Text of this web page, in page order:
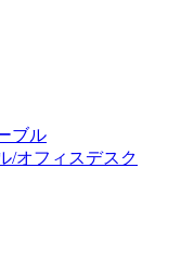
ブル
/オフィスデスク